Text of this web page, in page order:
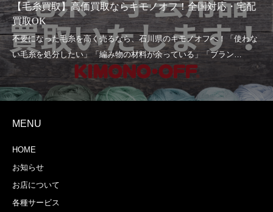
【毛糸買取】高価買取ならキモノオフ！全国対応・宅配
買取OK
MENU
HOME
お知らせ
お店について
各種サービス